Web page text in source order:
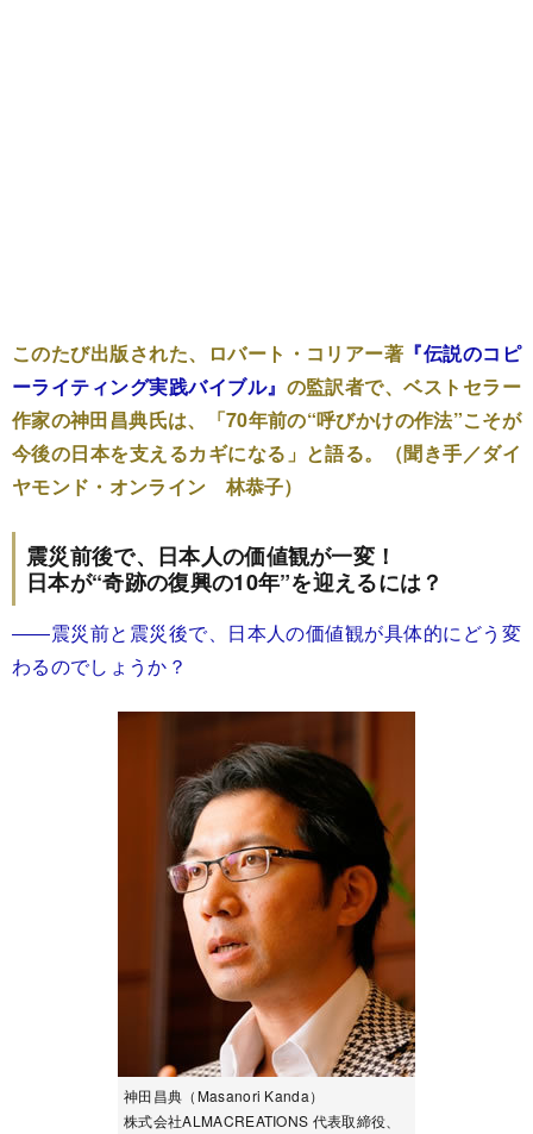
このたび出版された、ロバート・コリアー著 『伝説のコピ
ーライティング実践バイブル』 の監訳者で、ベストセラー
作家の神田昌典氏は、「70年前の“呼びかけの作法”こそが
今後の日本を支えるカギになる」と語る。（聞き手／ダイ
ヤモンド・オンライン 林恭子）
震災前後で、日本人の価値観が一変！
日本が“奇跡の復興の10年”を迎えるには？
――震災前と震災後で、日本人の価値観が具体的にどう変
わるのでしょうか？
神田昌典（Masanori Kanda）
株式会社ALMACREATIONS 代表取締役、